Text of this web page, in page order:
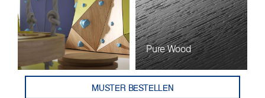
Pure Wood
MUSTER BESTELLEN